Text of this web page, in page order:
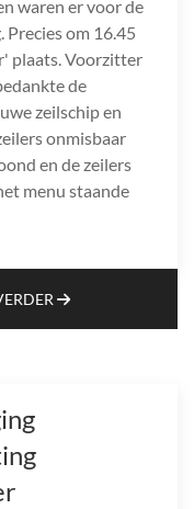
waren er voor de
om 16.45
plaats. Voorzitter
de
zeilschip en
onmisbaar
en de zeilers
menu staande